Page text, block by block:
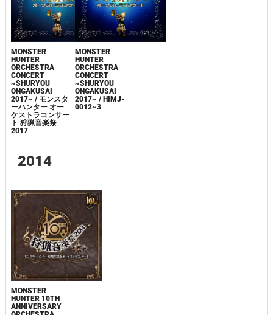
MONSTER
HUNTER
ORCHESTRA
CONCERT
~SHURYOU
ONGAKUSAI
2017~ / モンスタ
ーハンター オー
ケストラコンサー
ト 狩猟音楽祭
2017
MONSTER
HUNTER
ORCHESTRA
CONCERT
~SHURYOU
ONGAKUSAI
2017~ / HIMJ-
0012~3
2014
MONSTER
HUNTER 10TH
ANNIVERSARY